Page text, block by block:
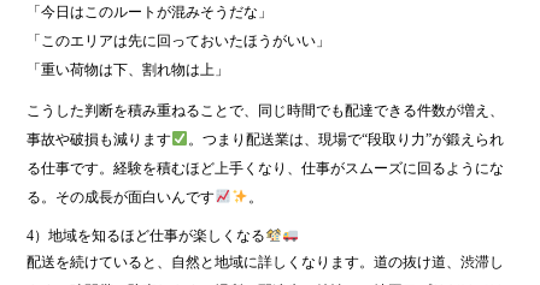
「今日はこのルートが混みそうだな」
「このエリアは先に回っておいたほうがいい」
「重い荷物は下、割れ物は上」
こうした判断を積み重ねることで、同じ時間でも配達できる件数が増え、
事故や破損も減ります
。つまり配送業は、現場で“段取り力”が鍛えられ
る仕事です。経験を積むほど上手くなり、仕事がスムーズに回るようにな
る。その成長が面白いんです
。
4）地域を知るほど仕事が楽しくなる
配送を続けていると、自然と地域に詳しくなります。道の抜け道、渋滞し